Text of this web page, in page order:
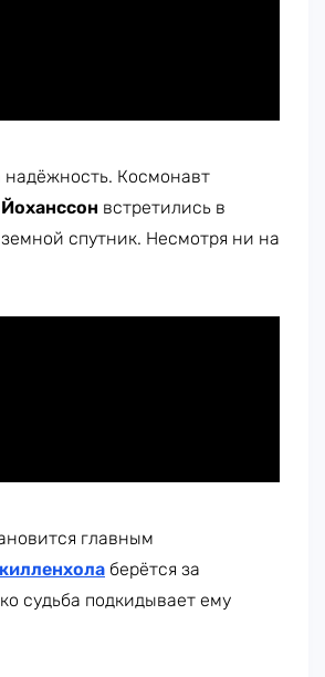
надёжность. Космонавт
встретились в
спутник. Несмотря ни на
главным
берётся за
судьба подкидывает ему